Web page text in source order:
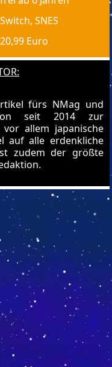
Switch, SNES
20,99 Euro
fürs NMag und
seit 2014 zur
allem japanische
auf alle erdenkliche
zudem der größte